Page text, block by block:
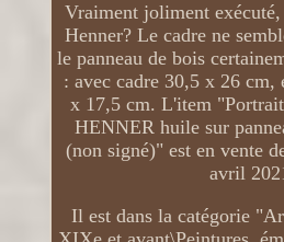
Vraiment joliment
Henner? Le cadre ne
le panneau de bois
: avec cadre 30,5 x 26 cm,
x 17,5 cm. L'item "Portrait
HENNER huile sur
(non signé)" est en vente
avril
Il est dans la catégorie